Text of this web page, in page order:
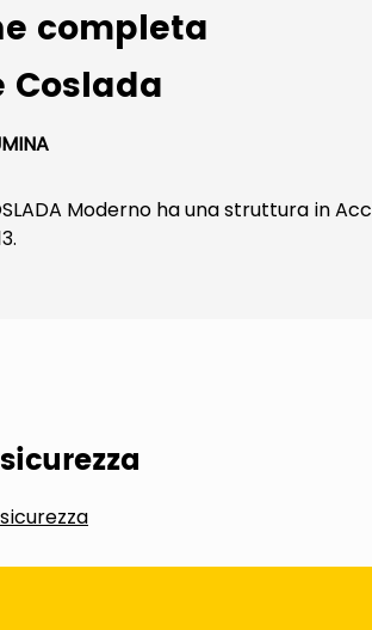
completa
Coslada
Moderno ha una struttura in